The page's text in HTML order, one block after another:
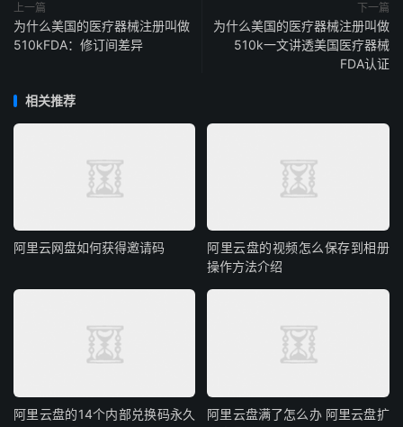
上一篇
为什么美国的医疗器械注册叫做
510kFDA：修订间差异
下一篇
为什么美国的医疗器械注册叫做
510k一文讲透美国医疗器械
FDA认证
相关推荐
阿里云网盘如何获得邀请码
阿里云盘的视频怎么保存到相册
操作方法介绍
阿里云盘的14个内部兑换码永久
阿里云盘满了怎么办 阿里云盘扩